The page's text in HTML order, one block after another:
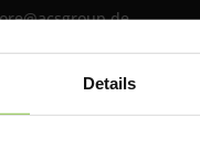
Details